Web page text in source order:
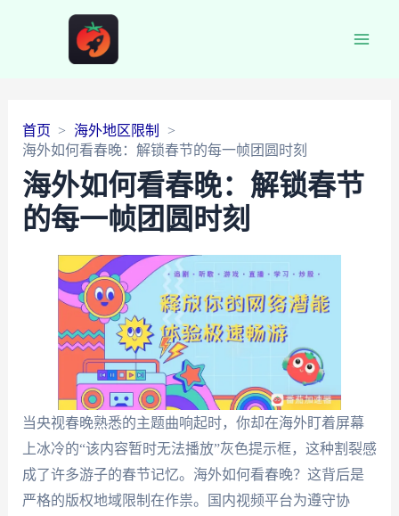
首页
海外地区限制
海外如何看春晚：解锁春节的每一帧团圆时刻
海外如何看春晚：解锁春节
的每一帧团圆时刻
当央视春晚熟悉的主题曲响起时，你却在海外盯着屏幕
上冰冷的“该内容暂时无法播放”灰色提示框，这种割裂感
成了许多游子的春节记忆。海外如何看春晚？这背后是
严格的版权地域限制在作祟。国内视频平台为遵守协